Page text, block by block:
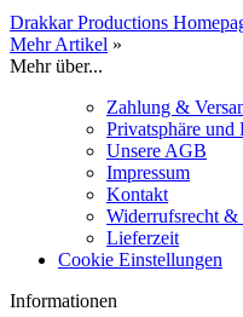
Drakkar Productions
Mehr Artikel »
Mehr über...
Zahlung &
Privatsphäre und
Unsere AGB
Impressum
Kontakt
Widerrufsrecht
Lieferzeit
Cookie Einstellungen
Informationen